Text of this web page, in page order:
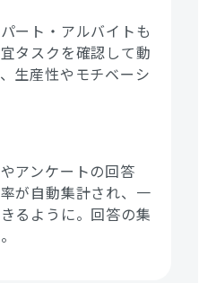
ート・アルバイトも
タスクを確認して動
生産性やモチベーシ
アンケートの回答
が自動集計され、一
るように。回答の集